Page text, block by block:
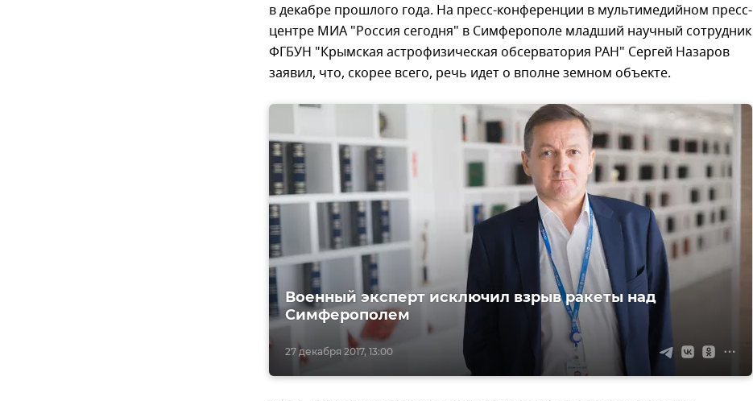
в декабре прошлого года. На пресс-конференции в мультимедийном пресс-
центре МИА "Россия сегодня" в Симферополе младший научный сотрудник
ФГБУН "Крымская астрофизическая обсерватория РАН" Сергей Назаров
заявил, что, скорее всего, речь идет о вполне земном объекте.
27 декабря 2017, 13:00
Военный эксперт исключил взрыв ракеты над
Симферополем